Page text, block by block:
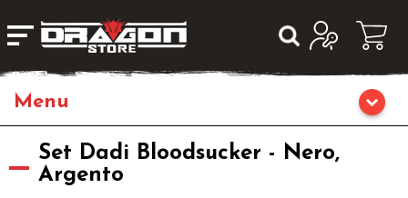
HomeSet Dadi Bloodsucker - Nero,
Argento